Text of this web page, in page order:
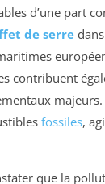
d’une part
de serre
contribuent
majeurs.
fossiles,
que la